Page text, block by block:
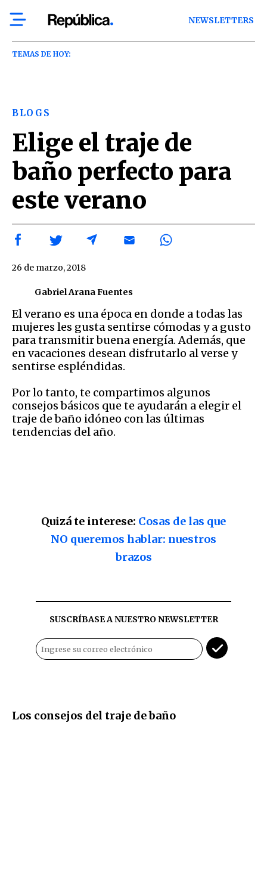
NEWSLETTERS
TEMAS DE HOY:
BLOGS
Elige el traje de
baño perfecto para
este verano
Gabriel Arana Fuentes
26 de marzo, 2018
El verano es una época en donde a todas las
mujeres les gusta sentirse cómodas y a gusto
para transmitir buena energía. Además, que
en vacaciones desean disfrutarlo al verse y
sentirse espléndidas.
Por lo tanto, te compartimos algunos
consejos básicos que te ayudarán a elegir el
traje de baño idóneo con las últimas
tendencias del año.
Quizá te interese: Cosas de las que
NO queremos hablar: nuestros
brazos
SUSCRÍBASE A NUESTRO NEWSLETTER
Los consejos del traje de baño